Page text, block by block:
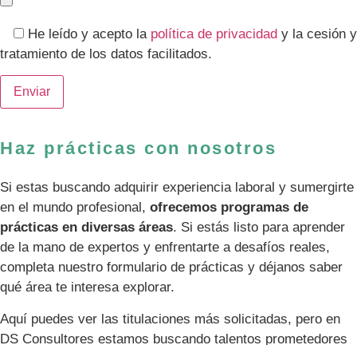
He leído y acepto la política de privacidad y la cesión y
tratamiento de los datos facilitados.
Haz prácticas con nosotros
Si estas buscando adquirir experiencia laboral y sumergirte
en el mundo profesional, ofrecemos programas de
prácticas en diversas áreas. Si estás listo para aprender
de la mano de expertos y enfrentarte a desafíos reales,
completa nuestro formulario de prácticas y déjanos saber
qué área te interesa explorar.
Aquí puedes ver las titulaciones más solicitadas, pero en
DS Consultores estamos buscando talentos prometedores